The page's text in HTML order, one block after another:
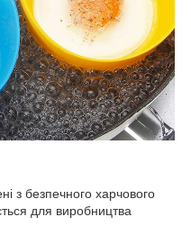
з безпечного харчового
для виробництва